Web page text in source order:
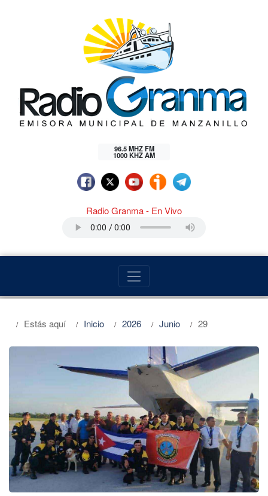
96.5 MHZ FM
1000 KHZ AM
Radio Granma - En Vivo
Estás aquí Inicio 2026 Junio 29